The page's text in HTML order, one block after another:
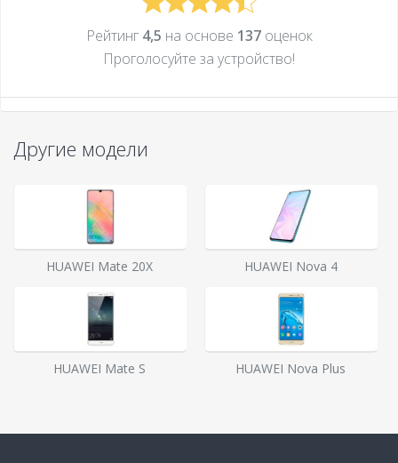
Рейтинг 4,5 на основе 137оценок
Проголосуйте за устройcтво!
Другие модели
HUAWEI Mate 20X HUAWEI Nova 4
HUAWEI Mate S HUAWEI Nova Plus